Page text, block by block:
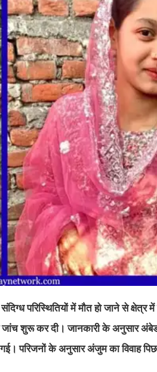
परिस्थितियों में मौत हो जाने से
शुरू कर दी। जानकारी के अनुसार
गई। परिजनों के अनुसार अंजुम का विवाह